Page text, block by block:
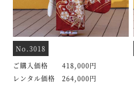
No.3018
ご購入価格 418,000円
レンタル価格 264,000円